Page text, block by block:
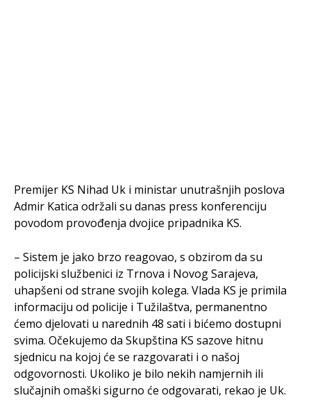
Premijer KS Nihad Uk i ministar unutrašnjih poslova
Admir Katica održali su danas press konferenciju
povodom provođenja dvojice pripadnika KS.
– Sistem je jako brzo reagovao, s obzirom da su
policijski službenici iz Trnova i Novog Sarajeva,
uhapšeni od strane svojih kolega. Vlada KS je primila
informaciju od policije i Tužilaštva, permanentno
ćemo djelovati u narednih 48 sati i bićemo dostupni
svima. Očekujemo da Skupština KS sazove hitnu
sjednicu na kojoj će se razgovarati i o našoj
odgovornosti. Ukoliko je bilo nekih namjernih ili
slučajnih omaški sigurno će odgovarati, rekao je Uk.